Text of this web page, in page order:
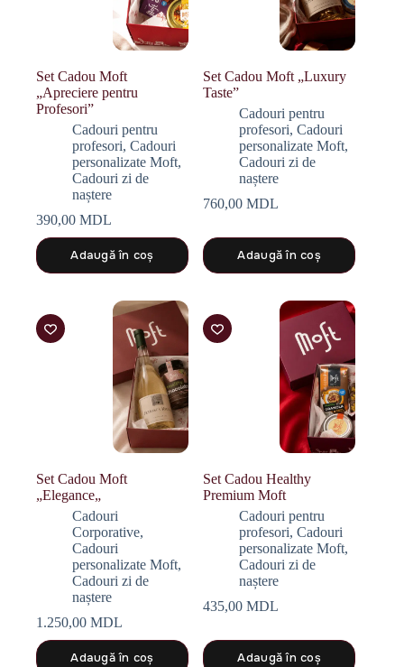
Set Cadou Moft
„Apreciere pentru
Profesori”
Cadouri pentru
profesori, Cadouri
personalizate Moft,
Cadouri zi de
naștere
390,00 MDL
Adaugă în coș
Set Cadou Moft „Luxury
Taste”
Cadouri pentru
profesori,Cadouri
personalizate Moft,
Cadouri zi de
naștere
760,00MDL
Adaugă în coș
Set Cadou Moft
„Elegance„
Cadouri
Corporative,
Cadouri
personalizate Moft,
Cadouri zi de
naștere
1.250,00 MDL
Adaugă în coș
Set Cadou Healthy
Premium Moft
Cadouri pentru
profesori,Cadouri
personalizate Moft,
Cadouri zi de
naștere
435,00MDL
Adaugă în coș